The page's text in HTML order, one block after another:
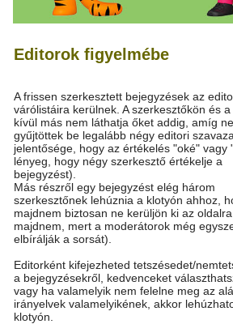
Editorok figyelmébe
A frissen szerkesztett bejegyzések az
várólistáira kerülnek. A szerkesztőkön és
kívül más nem láthatja őket addig, amíg
gyűjtöttek be legalább négy editori
jelentősége, hogy az értékelés "oké" vagy
lényeg, hogy négy szerkesztő értékelje a
bejegyzést).
Más részről egy bejegyzést elég három
szerkesztőnek lehúznia a klotyón ahhoz,
majdnem biztosan ne kerüljön ki az
majdnem, mert a moderátorok még
elbírálják a sorsát).
Editorként kifejezheted tetszésedet/
a bejegyzésekről, kedvenceket
vagy ha valamelyik nem felelne meg az
irányelvek valamelyikének, akkor
klotyón.